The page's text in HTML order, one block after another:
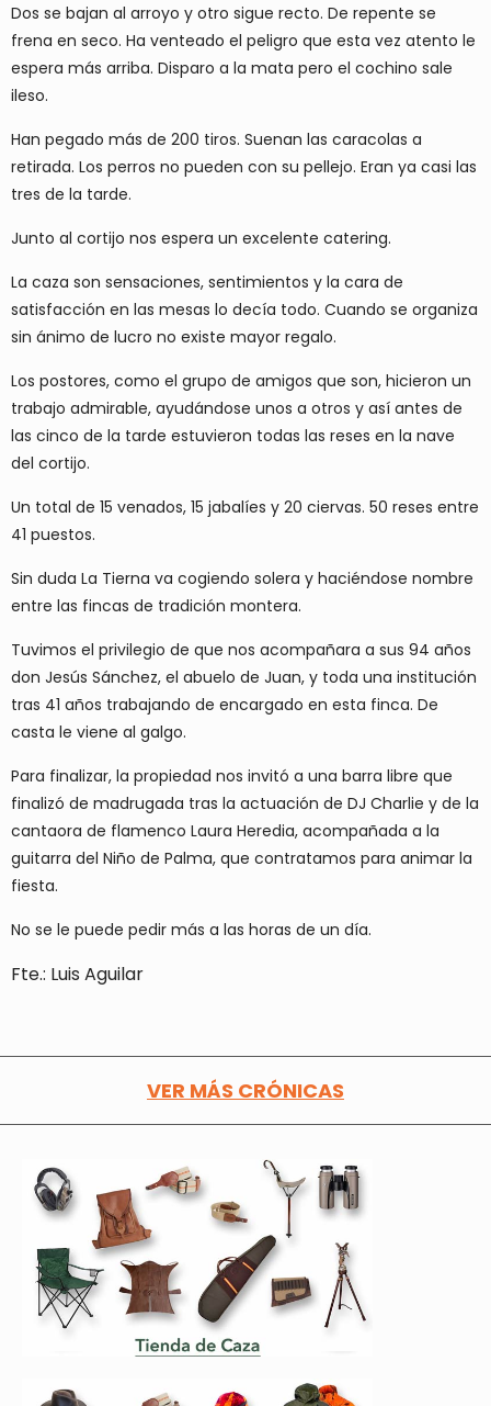
Dos se bajan al arroyo y otro sigue recto. De repente se
frena en seco. Ha venteado el peligro que esta vez atento le
espera más arriba. Disparo a la mata pero el cochino sale
ileso.
Han pegado más de 200 tiros. Suenan las caracolas a
retirada. Los perros no pueden con su pellejo. Eran ya casi las
tres de la tarde.
Junto al cortijo nos espera un excelente catering.
La caza son sensaciones, sentimientos y la cara de
satisfacción en las mesas lo decía todo. Cuando se organiza
sin ánimo de lucro no existe mayor regalo.
Los postores, como el grupo de amigos que son, hicieron un
trabajo admirable, ayudándose unos a otros y así antes de
las cinco de la tarde estuvieron todas las reses en la nave
del cortijo.
Un total de 15 venados, 15 jabalíes y 20 ciervas. 50 reses entre
41 puestos.
Sin duda La Tierna va cogiendo solera y haciéndose nombre
entre las fincas de tradición montera.
Tuvimos el privilegio de que nos acompañara a sus 94 años
don Jesús Sánchez, el abuelo de Juan, y toda una institución
tras 41 años trabajando de encargado en esta finca. De
casta le viene al galgo.
Para finalizar, la propiedad nos invitó a una barra libre que
finalizó de madrugada tras la actuación de DJ Charlie y de la
cantaora de flamenco Laura Heredia, acompañada a la
guitarra del Niño de Palma, que contratamos para animar la
fiesta.
No se le puede pedir más a las horas de un día.
Fte.: Luis Aguilar
VER MÁS CRÓNICAS